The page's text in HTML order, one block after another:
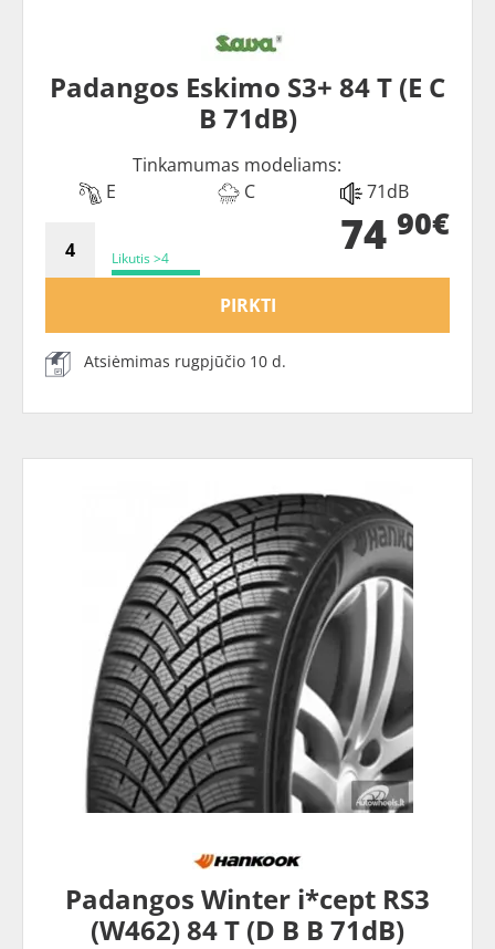
Padangos Eskimo S3+ 84 T (E C
B 71dB)
Tinkamumas modeliams:
E
C 71dB
Likutis >4 74 90€
PIRKTI
Atsiėmimas rugpjūčio 10 d.
Padangos Winter i*cept RS3
(W462) 84 T (D B B 71dB)